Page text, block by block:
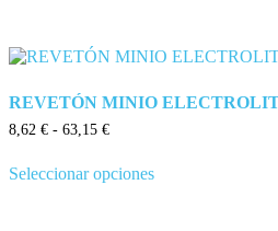
REVETÓN MINIO
8,62 € - 63,15 €
Seleccionar opciones